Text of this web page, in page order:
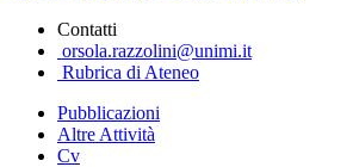
Contatti
orsola.razzolini@unimi.it
Rubrica di Ateneo
Pubblicazioni
Altre Attività
Cv